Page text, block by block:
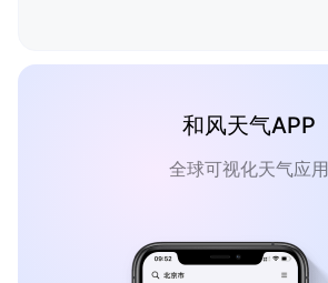
和风天气APP
全球可视化天气应用